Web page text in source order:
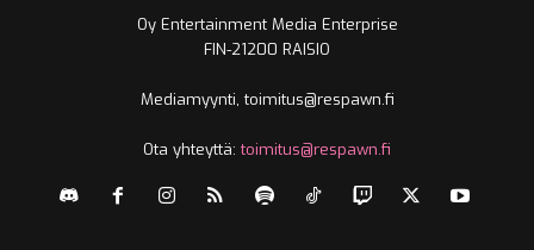
Oy Entertainment Media Enterprise
FIN-21200 RAISIO
Mediamyynti, toimitus@respawn.fi
Ota yhteyttä:toimitus@respawn.fi